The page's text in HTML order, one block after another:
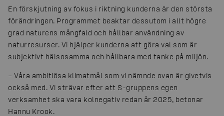
En förskjutning av fokus i riktning kunderna är den största
förändringen. Programmet beaktar dessutom i allt högre
grad naturens mångfald och hållbar användning av
naturresurser. Vi hjälper kunderna att göra val som är
subjektivt hälsosamma och hållbara med tanke på miljön.
– Våra ambitiösa klimatmål som vi nämnde ovan är givetvis
också med. Vi strävar efter att S-gruppens egen
verksamhet ska vara kolnegativ redan år 2025, betonar
Hannu Krook.